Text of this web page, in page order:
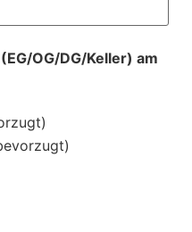
OG/DG/Keller) am